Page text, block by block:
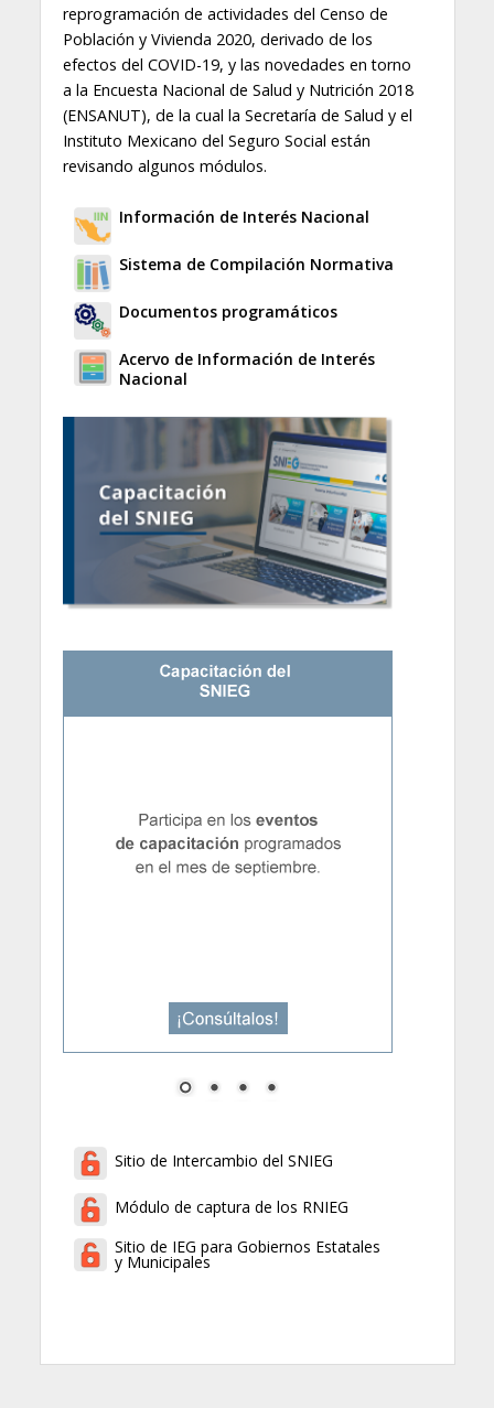
reprogramación de actividades del Censo de
Población y Vivienda 2020, derivado de los
efectos del COVID-19, y las novedades en torno
a la Encuesta Nacional de Salud y Nutrición 2018
(ENSANUT), de la cual la Secretaría de Salud y el
Instituto Mexicano del Seguro Social están
revisando algunos módulos.
Información de Interés Nacional
Sistema de Compilación Normativa
Documentos programáticos
Acervo de Información de Interés
Nacional
Sitio de Intercambio del SNIEG
Módulo de captura de los RNIEG
Sitio de IEG para Gobiernos Estatales
y Municipales